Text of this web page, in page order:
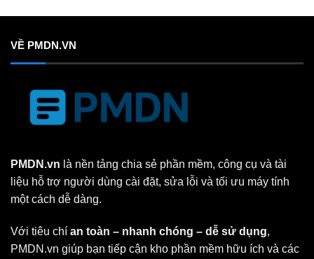
VỀ PMDN.VN
PMDN.vn là nền tảng chia sẻ phần mềm, công cụ và tài
liệu hỗ trợ người dùng cài đặt, sửa lỗi và tối ưu máy tính
một cách dễ dàng.
Với tiêu chí an toàn – nhanh chóng – dễ sử dụng,
PMDN.vn giúp bạn tiếp cận kho phần mềm hữu ích và các